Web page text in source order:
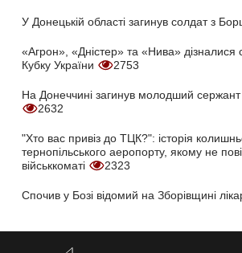
У Донецькій області загинув солдат з
«Агрон», «Дністер» та «Нива» дізналися
Кубку України
2753
На Донеччині загинув молодший сержант
2632
"Хто вас привіз до ТЦК?": історія
тернопільського аеропорту, якому не
військкоматі
2323
Спочив у Бозі відомий на Зборівщині